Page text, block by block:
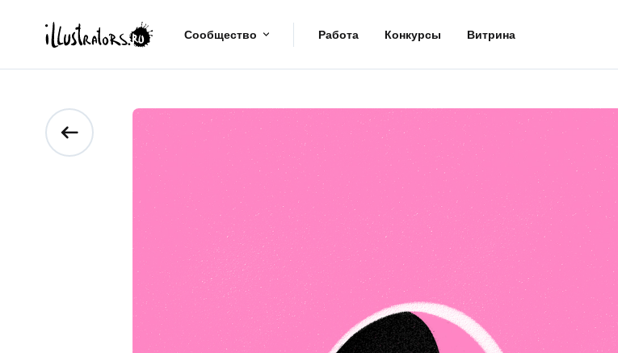
Сообщество Работа Конкурсы Витрина